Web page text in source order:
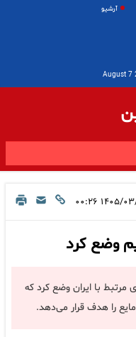
آرشیو
۰۳/۱۶ ۰۰:۲۶
وضع کرد
با ایران وضع کرد که
را هدف قرار می‌دهد.